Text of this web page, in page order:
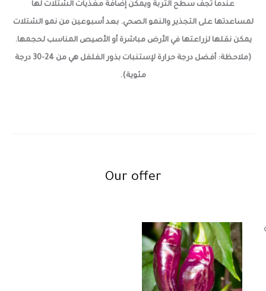
عندما تجف سطح التربة ويمكن إضافة مغذيات الشتلات لها
لمساعدتها على التجذير والنمو الصحي. بعد أسبوعين من نمو الشتلات
يمكن نقلها لزراعتها في الأرض مباشرة أو الأصيص المناسب لحجمها.
(ملاحظة: أفضل درجة حرارة لإستنبات بذور الفلفل هي من 24-30 درجة
مئوية).
Our offer